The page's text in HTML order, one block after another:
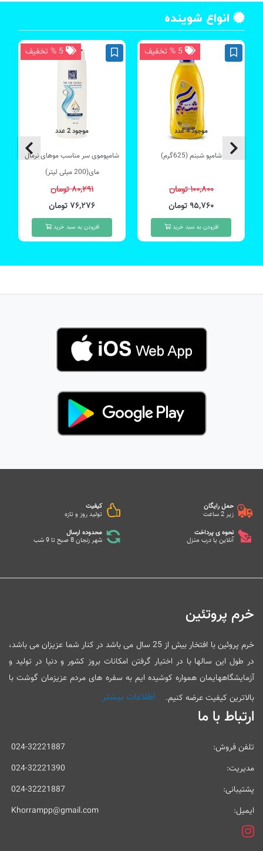
انواع شوینده
5 % تخفیف
موجود 4 عدد
شامپو شبنم (625گرم)
۱۰۰,۸۰۰ تومان
۹۵,۷۶۰ تومان
افزودن به سبد خرید
5 % تخفیف
موجود 2 عدد
شامپوموی سر مناسب موهای نرمال
مای(200 میلی لیتر)
۸۰,۲۹۱ تومان
۷۶,۲۷۶ تومان
افزودن به سبد خرید
حمل رایگان
زیر 2 ساعت
کیفیت
تولید روز و تازه
نحوه ی پرداخت
آنلاین یا درب منزل
محدوده ارسال
شهر زنجان 8 صبح تا 9 شب
خرم پروتئین
خرم پروئین با افتخار بیش از 25 سال می باشد در کنار شما عزیزان می باشد،
در طول این سالها با در اختیار گرفتن امکانات بروز کشور و دنیا در تولید و
آزمایشگاههایمان همواره کوشیده ایم به سفره های مردم عزیزمان گوشت با
بالاترین کیفیت عرضه کنیم.
اطلاعات بیشتر
ارتباط با ما
تلفن فروش:
024-32221887
مدیریت:
024-32221390
پشتیبانی:
024-32221887
ایمیل:
Khorrampp@gmail.com